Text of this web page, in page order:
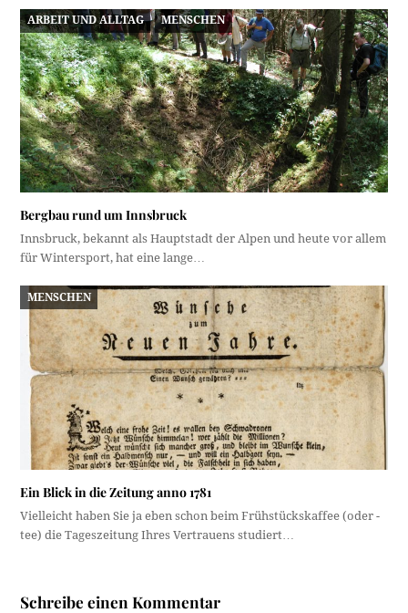
ARBEIT UND ALLTAG MENSCHEN
Bergbau rund um Innsbruck
Innsbruck, bekannt als Hauptstadt der Alpen und heute vor allem
für Wintersport, hat eine lange…
MENSCHEN
Ein Blick in die Zeitung anno 1781
Vielleicht haben Sie ja eben schon beim Frühstückskaffee (oder -
tee) die Tageszeitung Ihres Vertrauens studiert…
Schreibe einen Kommentar